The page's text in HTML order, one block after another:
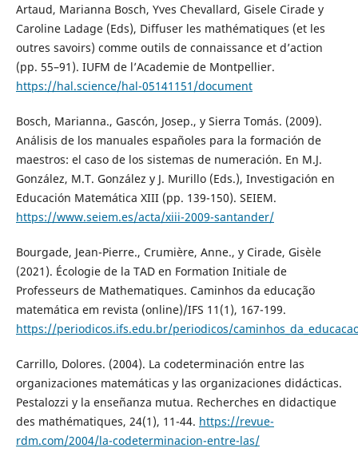
Artaud, Marianna Bosch, Yves Chevallard, Gisele Cirade y
Caroline Ladage (Eds), Diffuser les mathématiques (et les
outres savoirs) comme outils de connaissance et d’action
(pp. 55–91). IUFM de l’Academie de Montpellier.
https://hal.science/hal-05141151/document
Bosch, Marianna., Gascón, Josep., y Sierra Tomás. (2009).
Análisis de los manuales españoles para la formación de
maestros: el caso de los sistemas de numeración. En M.J.
González, M.T. González y J. Murillo (Eds.), Investigación en
Educación Matemática XIII (pp. 139-150). SEIEM.
https://www.seiem.es/acta/xiii-2009-santander/
Bourgade, Jean-Pierre., Crumière, Anne., y Cirade, Gisèle
(2021). Écologie de la TAD en Formation Initiale de
Professeurs de Mathematiques. Caminhos da educação
matemática em revista (online)/IFS 11(1), 167-199.
https://periodicos.ifs.edu.br/periodicos/
Carrillo, Dolores. (2004). La codeterminación entre las
organizaciones matemáticas y las organizaciones didácticas.
Pestalozzi y la enseñanza mutua. Recherches en didactique
des mathématiques, 24(1), 11-44. https://revue-
rdm.com/2004/la-codeterminacion-entre-las/